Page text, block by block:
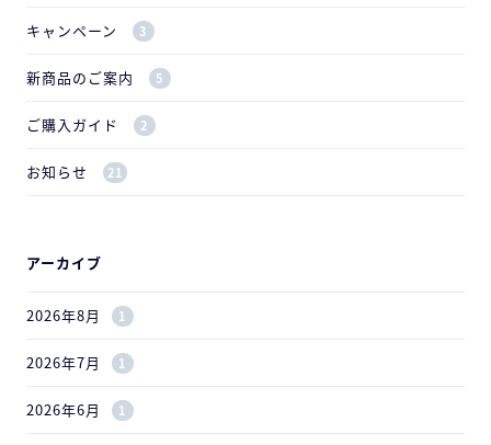
キャンペーン 3
新商品のご案内 5
ご購入ガイド 2
お知らせ 21
アーカイブ
2026年8月 1
2026年7月 1
2026年6月 1